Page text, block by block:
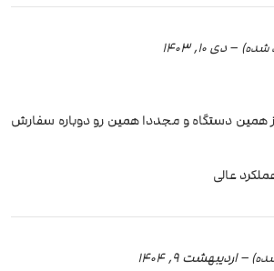
شده) –دی 10, 1403
همین دستگاه و مجددا همین رو دوباره سفارش
عالی
– اردیبهشت 9, 1404